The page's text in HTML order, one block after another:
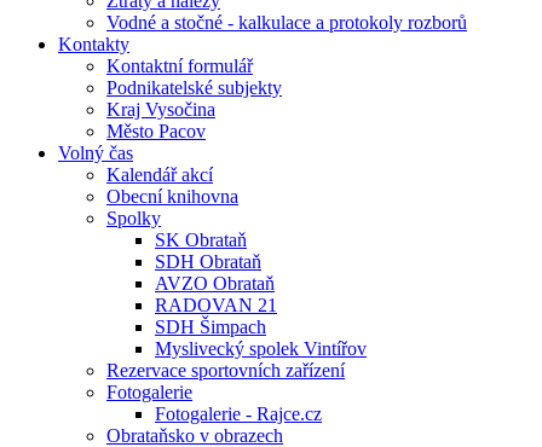
Vodné a stočné - kalkulace a protokoly rozborů
Kontakty
Kontaktní formulář
Podnikatelské subjekty
Kraj Vysočina
Město Pacov
Volný čas
Kalendář akcí
Obecní knihovna
Spolky
SK Obrataň
SDH Obrataň
AVZO Obrataň
RADOVAN 21
SDH Šimpach
Myslivecký spolek Vintířov
Rezervace sportovních zařízení
Fotogalerie
Fotogalerie - Rajce.cz
Obrataňsko v obrazech